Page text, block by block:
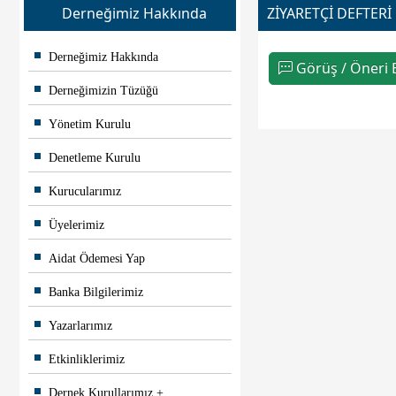
Derneğimiz Hakkında
Derneğimiz Hakkında
Derneğimizin Tüzüğü
Yönetim Kurulu
Denetleme Kurulu
Kurucularımız
Üyelerimiz
Aidat Ödemesi Yap
Banka Bilgilerimiz
Yazarlarımız
Etkinliklerimiz
Dernek Kurullarımız
ZİYARETÇİ DEFTERİ
Görüş / Öneri